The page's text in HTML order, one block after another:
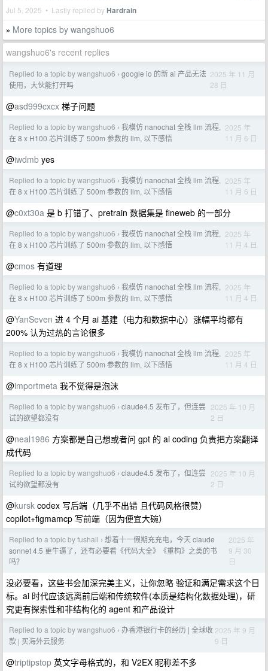
Jul 5, 2025 • Lastly replied byHardrain
» More topics by wangshuo6
wangshuo6's recent replies
Replied to a topic by wangshuo6 › google io 的新 ai 产品无法
使用，大伙能打开吗
2025 年 11 月
28 日
@asd999cxcx 梯子问题
Replied to a topic by wangshuo6 › 我模仿 nanochat 全栈 llm 流程,
在 8 x H100 芯片训练了 500m 参数的 llm, 以下感悟
2025 年
11 月 6 日
@iwdmb yes
Replied to a topic by wangshuo6 › 我模仿 nanochat 全栈 llm 流程,
在 8 x H100 芯片训练了 500m 参数的 llm, 以下感悟
2025 年
11 月 6 日
@c0xt30a 是 b 打错了、pretrain 数据集是 fineweb 的一部分
Replied to a topic by wangshuo6 › 我模仿 nanochat 全栈 llm 流程,
在 8 x H100 芯片训练了 500m 参数的 llm, 以下感悟
2025 年
11 月 4 日
@cmos 有道理
Replied to a topic by wangshuo6 › 我模仿 nanochat 全栈 llm 流程,
在 8 x H100 芯片训练了 500m 参数的 llm, 以下感悟
2025 年
11 月 4 日
@YanSeven 进 4 个月 ai 基建（电力和数据中心）涨幅平均都有
200% 认为过热的言论很多
Replied to a topic by wangshuo6 › 我模仿 nanochat 全栈 llm 流程,
在 8 x H100 芯片训练了 500m 参数的 llm, 以下感悟
2025 年
11 月 4 日
@importmeta 我不觉得是泡沫
Replied to a topic by wangshuo6 › claude4.5 发布了，但连尝
试的欲望都没有
2025 年 10 月
2 日
@neal1986 方案都是自己想或者问 gpt 的 ai coding 负责把方案翻译
成代码
Replied to a topic by wangshuo6 › claude4.5 发布了，但连尝
试的欲望都没有
2025 年 10 月
2 日
@kursk codex 写后端（几乎不出错 且代码风格很赞）
copilot+figmamcp 写前端（因为便宜大碗）
Replied to a topic by fushall › 想着十一假期充充电，今天 claude
sonnet 4.5 更牛逼了，还有必要看《代码大全》《重构》之类的书
吗？
2025 年
9 月 30
日
没必要看，这些书会加深完美主义，让你忽略 验证和满足需求这个目
标。ai 时代应该远离前后端和传统软件(本质是结构化数据处理)，研
究更有探索性和非结构化的 agent 和产品设计
Replied to a topic by wangshuo6 › 办香港银行卡的经历 | 全球收
款 | 买海外云服务
2025 年 9 月
9 日
@triptipstop 英文字母格式的，和 V2EX 昵称差不多